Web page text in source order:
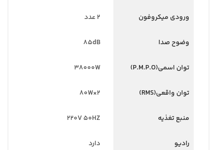
ورودی میکروفون 2 عدد
وضوح صدا 85dB
توان اسمی(P.M.P.O) 38000W
توان واقعی(RMS) 2×80W
منبع تغذیه 220V 50HZ
رادیو دارد